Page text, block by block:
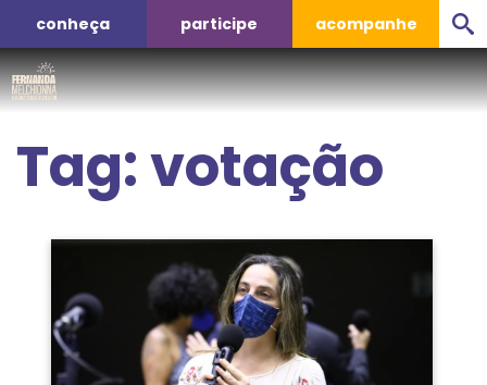
conheça participe acompanhe
Tag:votação